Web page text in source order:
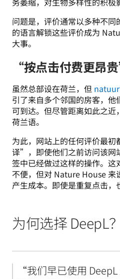
问题是，评价通常以多种不
的语言解锁这些评价成为
大事。
“按点击付费更昂
虽然总部设在荷兰，但
引了来自多个邻国的房客，
可到达。但尽管距离如此之
荷兰语。
为此，网站上的任何评价最
译”，即使他们之前访问该网
签中已经做过这样的操作。
不便，但对 Nature House 来
产生成本。即使是重复点击，
为何选择 DeepL？
“我们早已使用